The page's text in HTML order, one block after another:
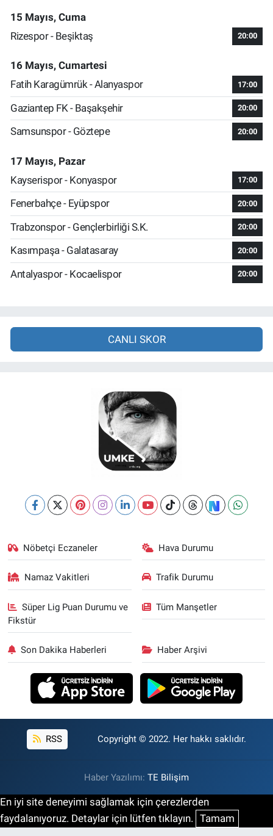
15 Mayıs, Cuma
Rizespor - Beşiktaş
20:00
16 Mayıs, Cumartesi
Fatih Karagümrük - Alanyaspor
17:00
Gaziantep FK - Başakşehir 20:00
Samsunspor - Göztepe 20:00
17 Mayıs, Pazar
Kayserispor - Konyaspor
17:00
Fenerbahçe - Eyüpspor 20:00
Trabzonspor - Gençlerbirliği S.K. 20:00
Kasımpaşa - Galatasaray 20:00
Antalyaspor - Kocaelispor 20:00
CANLI SKOR
Nöbetçi Eczaneler Hava Durumu
Namaz Vakitleri Trafik Durumu
Süper Lig Puan Durumu ve
Fikstür
Tüm Manşetler
Son Dakika Haberleri Haber Arşivi
RSS Copyright © 2022. Her hakkı saklıdır.
Haber Yazılımı: TE Bilişim
En iyi site deneyimi sağlamak için çerezlerden
faydalanıyoruz. Detaylar için lütfen tıklayın. Tamam